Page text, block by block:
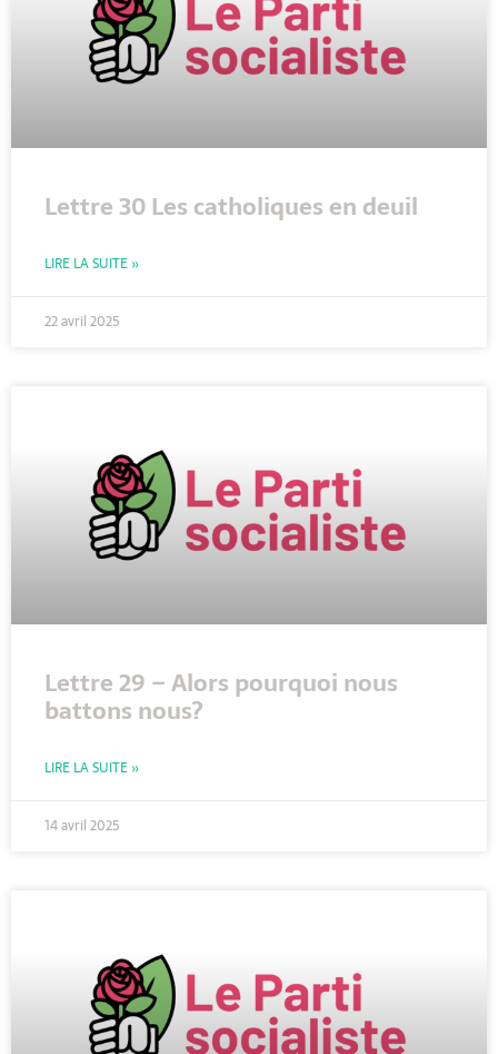
Lettre 30 Les catholiques en deuil
LIRE LA SUITE »
22 avril 2025
Lettre 29 – Alors pourquoi nous
battons nous?
LIRE LA SUITE »
14 avril 2025